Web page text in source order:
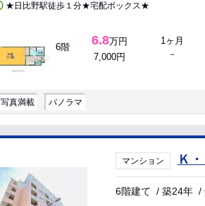
★日比野駅徒歩１分★宅配ボックス★
6階 6.8万円
7,000円
1ヶ月
－
写真満載 パノラマ
マンション Ｋ
6階建て /築24年 /